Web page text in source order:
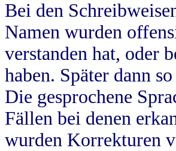
Bei den
Namen wurden
verstanden hat, oder
haben. Später dann
Die gesprochene
Fällen bei denen
wurden Korrekturen